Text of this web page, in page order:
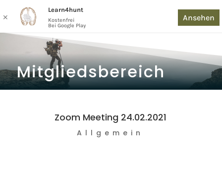
Mitgliedsbereich
Zoom Meeting 24.02.2021
Allgemein
✕
Learn4hunt
Kostenfrei
Bei Google Play
Ansehen